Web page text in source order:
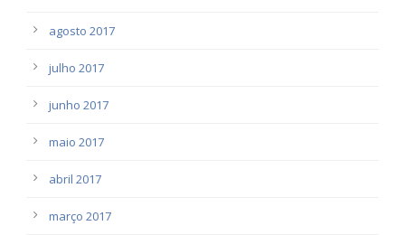
agosto 2017
julho 2017
junho 2017
maio 2017
abril 2017
março 2017